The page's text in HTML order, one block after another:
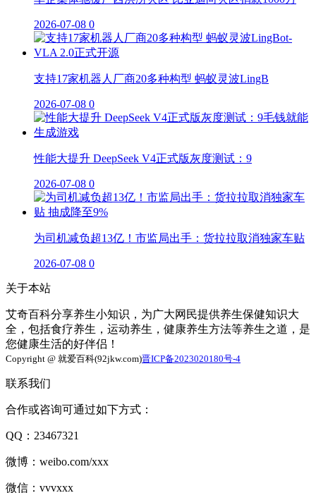
2026-07-08 0
支持17家机器人厂商20多种构型 蚂蚁灵波LingB
2026-07-08 0
性能大提升 DeepSeek V4正式版灰度测试：9
2026-07-08 0
为司机减负超13亿！市监局出手：货拉拉取消独家车贴
2026-07-08 0
关于本站
艾奇百科分享养生小知识，为广大网民提供养生保健知识大
全，包括食疗养生，运动养生，健康养生方法等养生之道，是
您健康生活的好伴侣！
Copyright @ 就爱百科(92jkw.com)晋ICP备2023020180号-4
联系我们
合作或咨询可通过如下方式：
QQ：23467321
微博：weibo.com/xxx
微信：vvvxxx